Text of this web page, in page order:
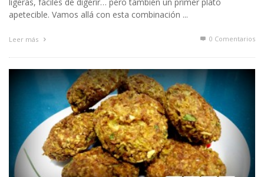
apetecible. Vamos allá con esta combinación ...
Leer más 0 Comentarios